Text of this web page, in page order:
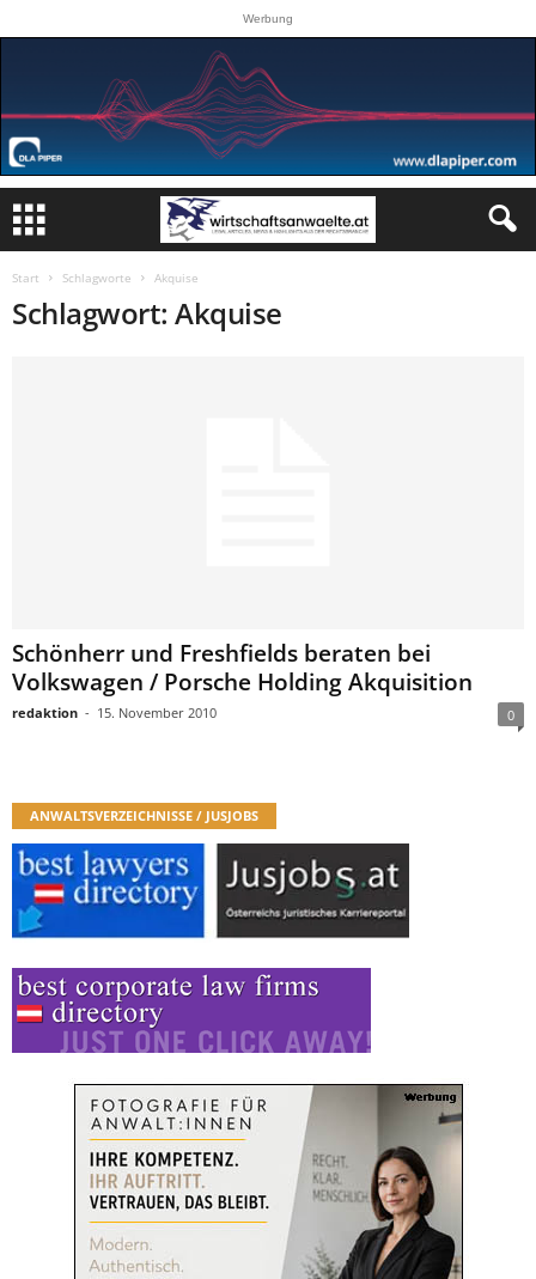
Werbung
Start Schlagworte Akquise
Schlagwort: Akquise
Schönherr und Freshfields beraten bei
Volkswagen / Porsche Holding Akquisition
redaktion - 15. November 2010 0
ANWALTSVERZEICHNISSE / JUSJOBS